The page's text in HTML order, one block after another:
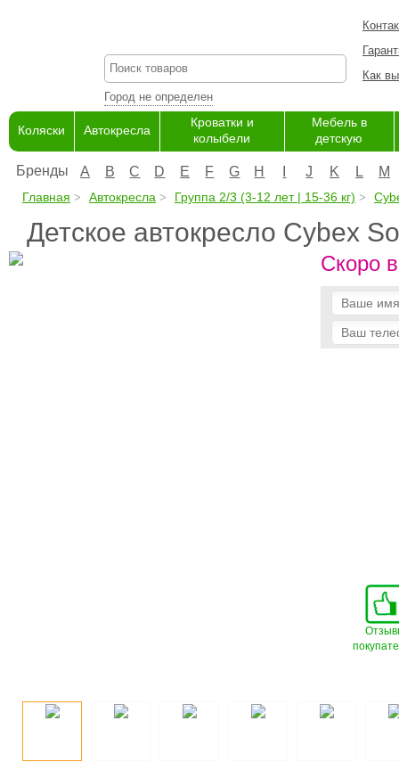
Город не определен
Как
Коляски Автокресла
Кроватки и
колыбели
Мебель в
детскую
Бренды A B C D E F G H J K L M
Главная Автокресла Группа 2/3 (3-12 лет | 15-36 кг)
Детское автокресло Cybex
Скоро